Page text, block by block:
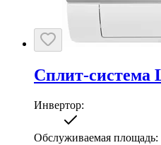
Сплит-система
Инвертор:
Обслуживаемая площадь: